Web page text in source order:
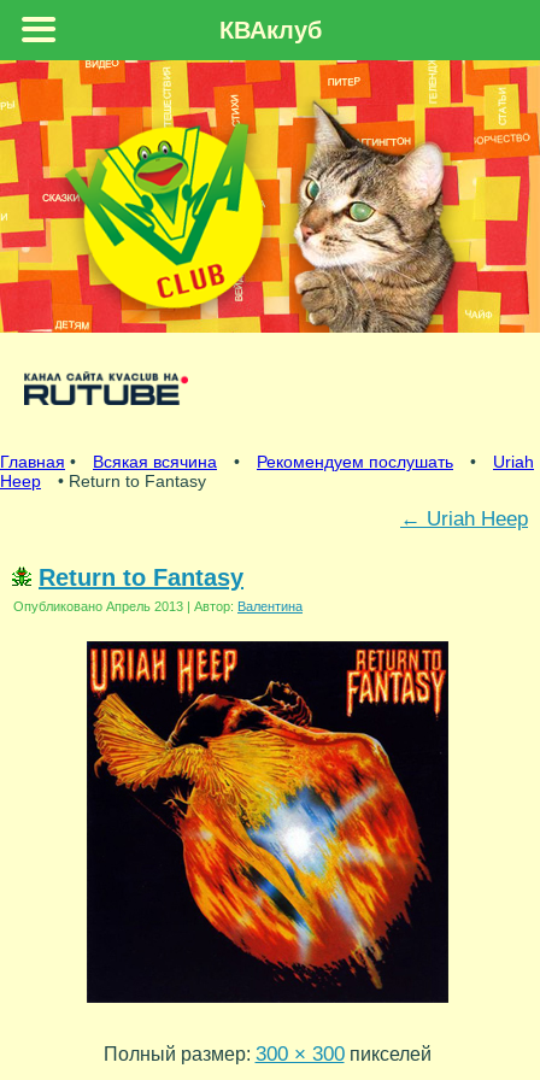
Главная • Всякая всячина • Рекомендуем послушать •
Uriah
Heep
• Return to Fantasy
← Uriah Heep
Return to Fantasy
Опубликовано Апрель 2013 | Автор: Валентина
Полный размер: 300 × 300пикселей
КВАклуб